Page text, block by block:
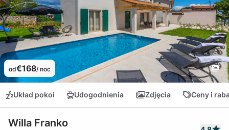
od€168/ noc
Układ pokoi Udogodnienia Zdjęcia Ceny i
Willa Franko